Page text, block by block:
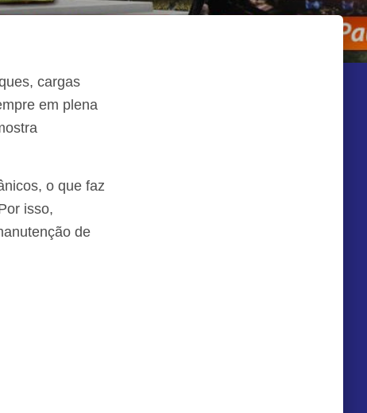
cargas
em plena
o que faz
isso,
de